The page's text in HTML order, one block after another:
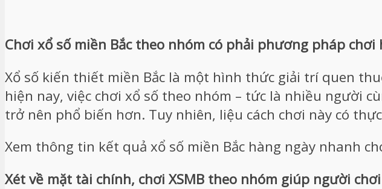
Chơi xổ số miền Bắc theo nhóm có phải phương pháp chơi
Xổ số kiến thiết miền Bắc là một hình thức giải trí quen
hiện nay, việc chơi xổ số theo nhóm – tức là nhiều người
trở nên phổ biến hơn. Tuy nhiên, liệu cách chơi này có
Xem thông tin kết quả xổ số miền Bắc hàng ngày nhanh
Xét về mặt tài chính, chơi XSMB theo nhóm giúp người